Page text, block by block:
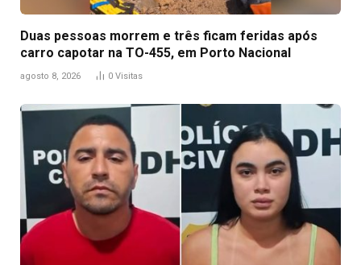
Duas pessoas morrem e três ficam feridas após
carro capotar na TO-455, em Porto Nacional
agosto 8, 2026 0 Visitas